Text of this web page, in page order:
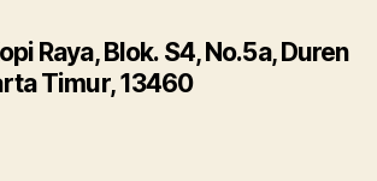
Raya, Blok. S4, No.5a, Duren
Timur, 13460